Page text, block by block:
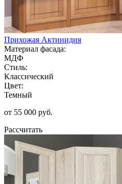
Прихожая Актинидия
Материал фасада:
МДФ
Стиль:
Классический
Цвет:
Темный
от 55 000 руб.
Рассчитать